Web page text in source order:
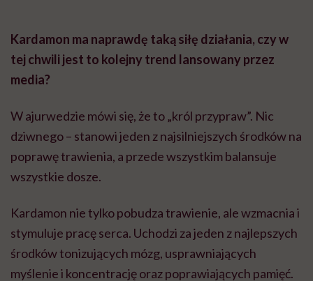
Kardamon ma naprawdę taką siłę działania, czy w
tej chwili jest to kolejny trend lansowany przez
media?
W ajurwedzie mówi się, że to „król przypraw”. Nic
dziwnego – stanowi jeden z najsilniejszych środków na
poprawę trawienia, a przede wszystkim balansuje
wszystkie dosze.
Kardamon nie tylko pobudza trawienie, ale wzmacnia i
stymuluje pracę serca. Uchodzi za jeden z najlepszych
środków tonizujących mózg, usprawniających
myślenie i koncentrację oraz poprawiających pamięć.